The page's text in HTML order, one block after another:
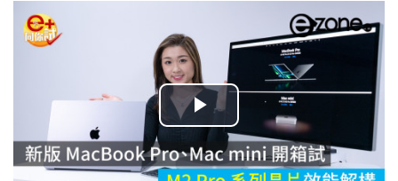
播
放